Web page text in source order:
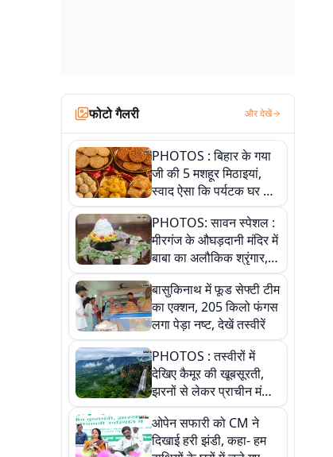
फोटो गैलरी और देखें
PHOTOS : बिहार के गया
जी की 5 मशहूर मिठाइयां,
स्वाद ऐसा कि पर्यटक घर ले
जाना नहीं भूलते, तस्वीरों में
देखें
PHOTOS: सावन स्पेशल :
मीरगंज के औघड़दानी मंदिर में
बाबा का अलौकिक श्रृंगार,
तस्वीरों में देखें महादेव के कई
मनमोहक स्वरूप
बासुकिनाथ में फूड सेफ्टी टीम
का एक्शन, 205 किलो फंगस
लगा पेड़ा नष्ट, देखें तस्वीरें
PHOTOS : तस्वीरों में
देखिए कैमूर की खूबसूरती,
झरनों से लेकर प्राचीन मंदिरों
तक प्रकृति और आस्था का
अद्भुत संगम
ओपेन सफारी को CM ने
दिखाई हरी झंडी, कहा- हम